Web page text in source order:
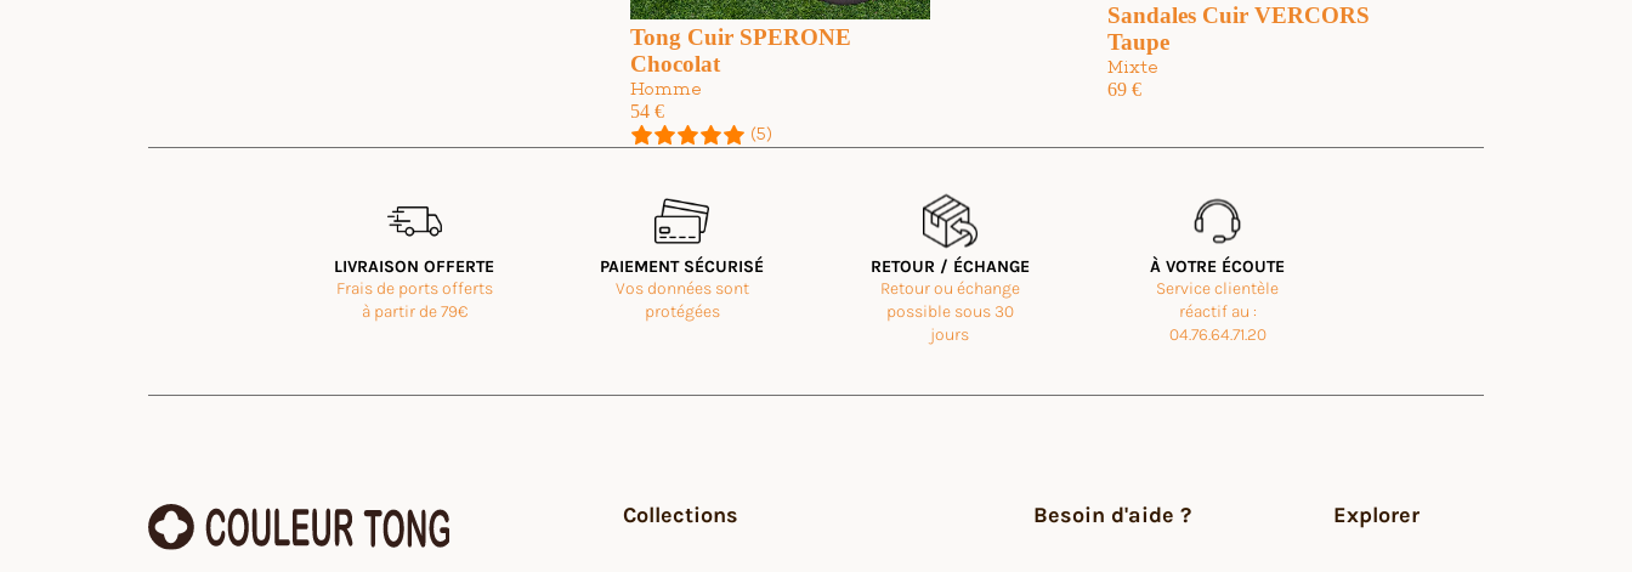
Tong Cuir SPERONE
Chocolat
Homme
54€
(5)
Sandales Cuir VERCORS
Taupe
Mixte
69 €
Chaussons Laine AVORIAZ Brun
chaussons parfaits et légers (215g en taille 45). J'avais déjà les tong plume pour le bivouac/voyage mais je souhaitais des claquettes légères pour pouvoir porter avec des chaussettes. Au final
Mon Nov 24 2025 14:50:15 GMT+0000 (Coordinated Universal Time)
LIVRAISON OFFERTE
Frais de ports offerts
à partir de 79€
PAIEMENT SÉCURISÉ
Vos données sont
protégées
RETOUR / ÉCHANGE
Retour ou échange
possible sous 30
jours
À VOTRE ÉCOUTE
Service clientèle
réactif au :
04.76.64.71.20
Collections Besoin d'aide ? Explorer